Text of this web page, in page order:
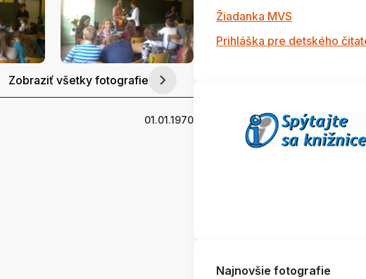
Zobraziť všetky fotografie
01.01.1970
Žiadanka MVS
Prihláška pre detského
Najnovšie fotografie